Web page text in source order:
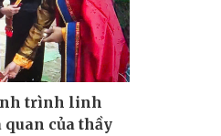
trình linh
của thầy